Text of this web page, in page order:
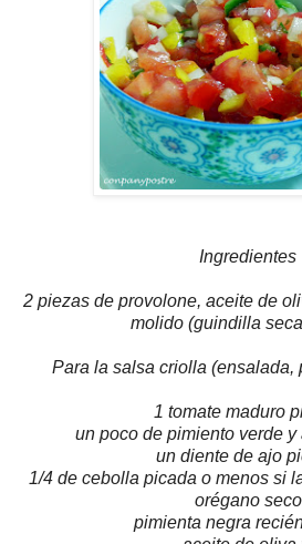
Ingredientes
2 piezas de provolone, aceite de
molido (guindilla
Para la salsa criolla (ensalada,
1 tomate maduro
un poco de pimiento verde
un diente de ajo
1/4 de cebolla picada o menos si
orégano seco
pimienta negra